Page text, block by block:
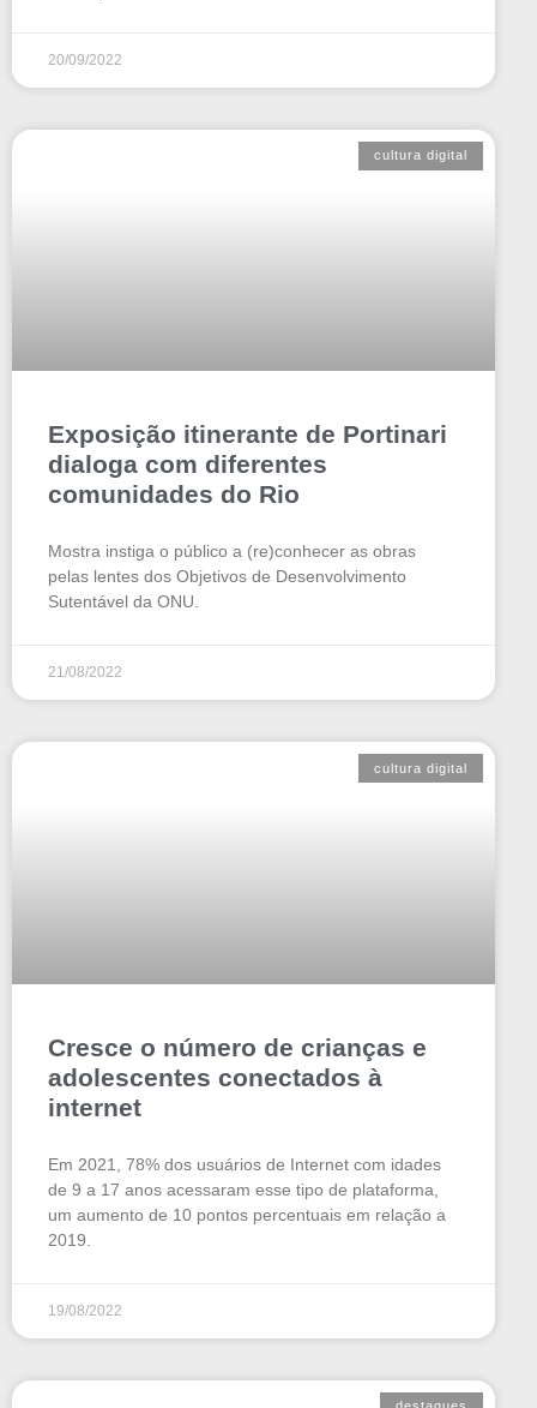
20/09/2022
cultura digital
Exposição itinerante de Portinari
dialoga com diferentes
comunidades do Rio
Mostra instiga o público a (re)conhecer as obras
pelas lentes dos Objetivos de Desenvolvimento
Sutentável da ONU.
21/08/2022
cultura digital
Cresce o número de crianças e
adolescentes conectados à
internet
Em 2021, 78% dos usuários de Internet com idades
de 9 a 17 anos acessaram esse tipo de plataforma,
um aumento de 10 pontos percentuais em relação a
2019.
19/08/2022